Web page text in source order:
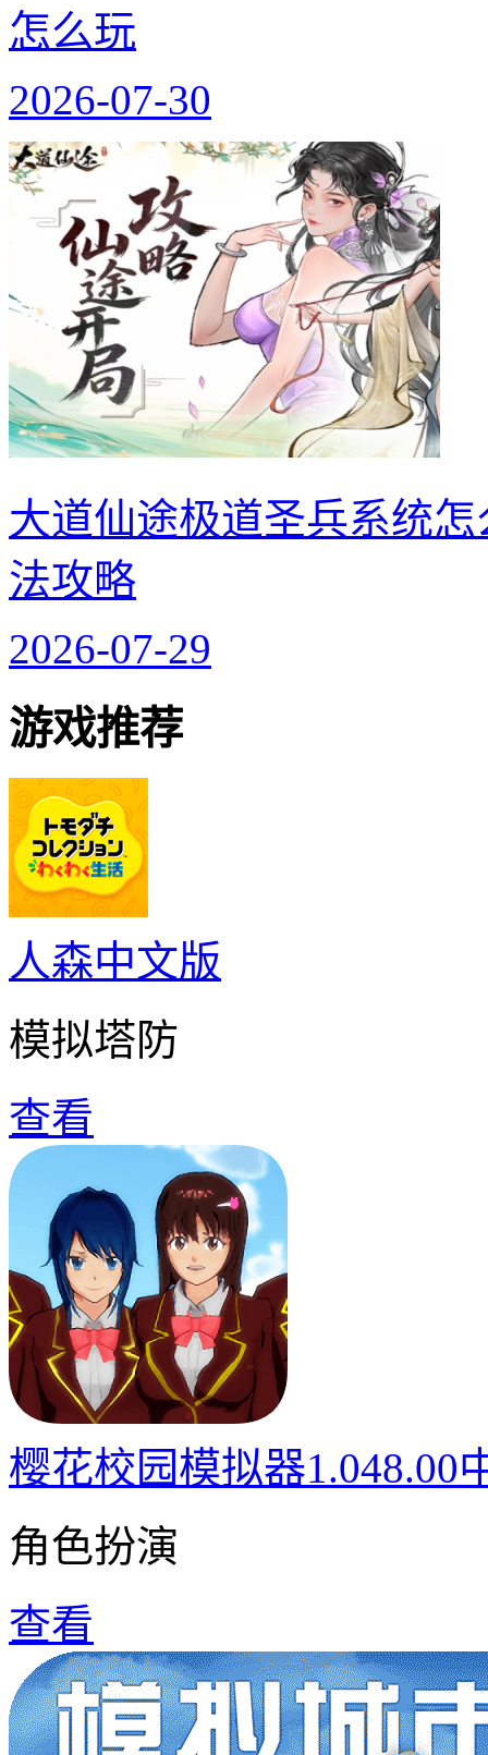
怎么玩
2026-07-30
大道仙途极道圣兵系统
法攻略
2026-07-29
游戏推荐
人森中文版
模拟塔防
查看
樱花校园模拟器1.048.00
角色扮演
查看